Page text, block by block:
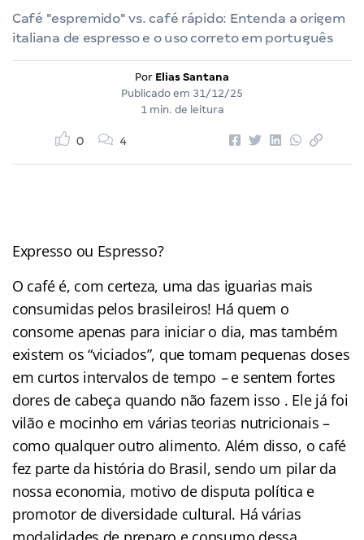
Café "espremido" vs. café rápido: Entenda a origem
italiana de espresso e o uso correto em português
Por Elias Santana
Publicado em 31/12/25
1 min. de leitura
0 4
Expresso ou Espresso?
O café é, com certeza, uma das iguarias mais
consumidas pelos brasileiros! Há quem o
consome apenas para iniciar o dia, mas também
existem os “viciados”, que tomam pequenas doses
em curtos intervalos de tempo –e sentem fortes
dores de cabeça quando não fazem isso . Ele já foi
vilão e mocinho em várias teorias nutricionais –
como qualquer outro alimento. Além disso, o café
fez parte da história do Brasil, sendo um pilar da
nossa economia, motivo de disputa política e
promotor de diversidade cultural. Há várias